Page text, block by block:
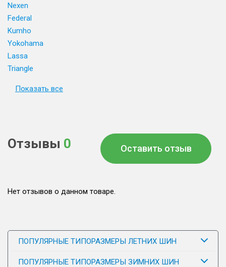
Nexen
Federal
Kumho
Yokohama
Lassa
Triangle
Показать все
Отзывы 0 Оставить отзыв
Нет отзывов о данном товаре.
ПОПУЛЯРНЫЕ ТИПОРАЗМЕРЫ ЛЕТНИХ ШИН
ПОПУЛЯРНЫЕ ТИПОРАЗМЕРЫ ЗИМНИХ ШИН